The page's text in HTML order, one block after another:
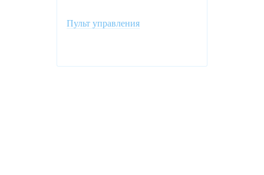
Пульт управления